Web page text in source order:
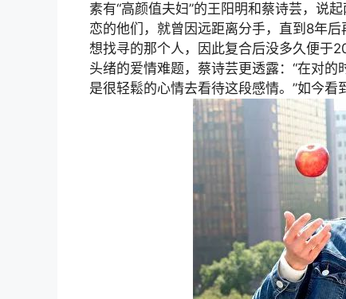
素有“高颜值夫妇”的王阳明和蔡诗芸，说
恋的他们，就曾因远距离分手，直到8年
想找寻的那个人，因此复合后没多久便于
头绪的爱情难题，蔡诗芸更透露：“在对
是很轻鬆的心情去看待这段感情。”如今